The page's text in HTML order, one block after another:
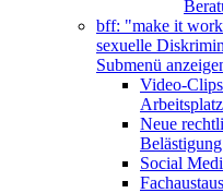
bff: "make it
sexuelle
Submenü
Video-
Neue
Social